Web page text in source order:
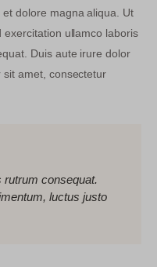
dolore magna aliqua. Ut
ullamco laboris
Duis aute irure dolor
amet, consectetur
rutrum consequat.
luctus justo